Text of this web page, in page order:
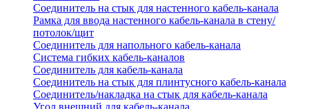
Соединитель на стык для настенного кабель-канала
Рамка для ввода настенного кабель-канала в стену/
потолок/щит
Соединитель для напольного кабель-канала
Система гибких кабель-каналов
Соединитель для кабель-канала
Соединитель на стык для плинтусного кабель-канала
Соединитель/накладка на стык для кабель-канала
Угол внешний для кабель-канала